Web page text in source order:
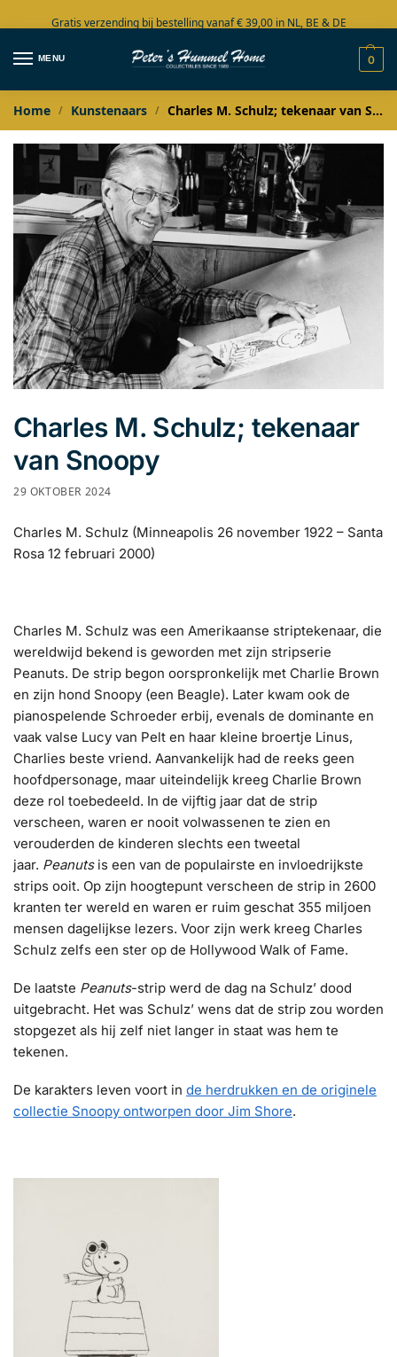
Gratis verzending bij bestelling vanaf € 39,00 in NL, BE & DE
Grote collectie in voorraad
MENU 0
Home / Kunstenaars / Charles M. Schulz; tekenaar van Snoopy
Charles M. Schulz; tekenaar
van Snoopy
29 OKTOBER 2024
Charles M. Schulz (Minneapolis 26 november 1922 – Santa
Rosa 12 februari 2000)
Charles M. Schulz was een Amerikaanse striptekenaar, die
wereldwijd bekend is geworden met zijn stripserie
Peanuts. De strip begon oorspronkelijk met Charlie Brown
en zijn hond Snoopy (een Beagle). Later kwam ook de
pianospelende Schroeder erbij, evenals de dominante en
vaak valse Lucy van Pelt en haar kleine broertje Linus,
Charlies beste vriend. Aanvankelijk had de reeks geen
hoofdpersonage, maar uiteindelijk kreeg Charlie Brown
deze rol toebedeeld. In de vijftig jaar dat de strip
verscheen, waren er nooit volwassenen te zien en
verouderden de kinderen slechts een tweetal
jaar. Peanutsis een van de populairste en invloedrijkste
strips ooit. Op zijn hoogtepunt verscheen de strip in 2600
kranten ter wereld en waren er ruim geschat 355 miljoen
mensen dagelijkse lezers. Voor zijn werk kreeg Charles
Schulz zelfs een ster op de Hollywood Walk of Fame.
De laatste Peanuts-strip werd de dag na Schulz’ dood
uitgebracht. Het was Schulz’ wens dat de strip zou worden
stopgezet als hij zelf niet langer in staat was hem te
tekenen.
De karakters leven voort in de herdrukken en de originele
collectie Snoopy ontworpen door Jim Shore.